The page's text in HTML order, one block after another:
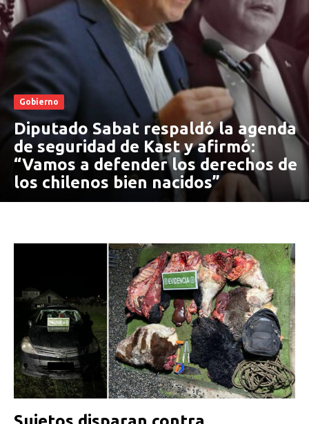
Gobierno
Diputado Sabat respaldó la agenda
de seguridad de Kast y afirmó:
“Vamos a defender los derechos de
los chilenos bien nacidos”